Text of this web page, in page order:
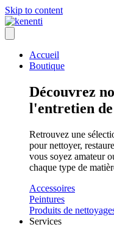
Skip to content
Accueil
Boutique
Découvrez
l'entretien de
Retrouvez une
pour nettoyer,
vous soyez amateur
chaque type de
Accessoires
Peintures
Produits de
Services